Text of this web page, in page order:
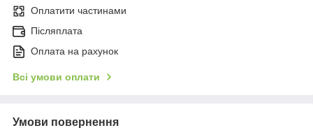
Оплатити частинами
Післяплата
Оплата на рахунок
Всі умови оплати
Умови повернення